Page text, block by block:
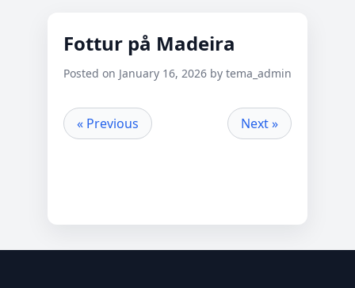
Fottur på Madeira
Posted on January 16, 2026 by tema_admin
« Previous Next »